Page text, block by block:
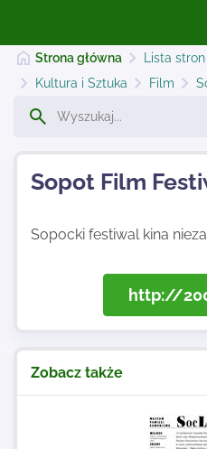
Strona główna
Lista
Kultura i Sztuka
Film
Sopot Film
Sopocki festiwal kina
http://
Zobacz także